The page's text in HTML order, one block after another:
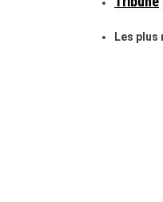
Les plus